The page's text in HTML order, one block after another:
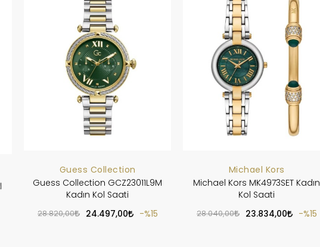
Guess Collection
Guess Collection GCZ23011L9M
Kadın Kol Saati
28.820,00 24.497,00 %15
Michael Kors
Michael Kors MK4973SET Kadın
Kol Saati
28.040,00 23.834,00 %15